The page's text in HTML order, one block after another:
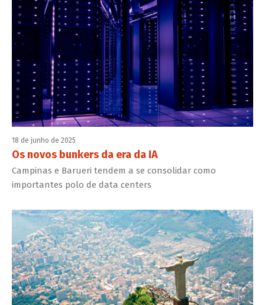
18 de junho de 2025
Os novos bunkers da era da IA
Campinas e Barueri tendem a se consolidar como
importantes polo de data centers